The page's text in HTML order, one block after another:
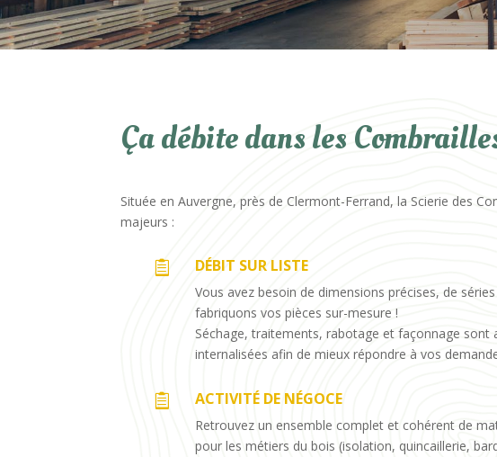
Ça débite dans les
Située en Auvergne, près de Clermont-Ferrand, la Scierie des
majeurs :
 DÉBIT SUR LISTE
Vous avez besoin de dimensions précises, de
fabriquons vos pièces sur-mesure !
Séchage, traitements, rabotage et façonnage sont
internalisées afin de mieux répondre à vos
 ACTIVITÉ DE NÉGOCE
Retrouvez un ensemble complet et cohérent de
pour les métiers du bois (isolation, quincaillerie,